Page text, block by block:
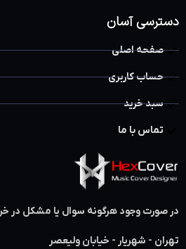
دسترسی آسان
صفحه اصلی
حساب کاربری
سبد خرید
تماس با ما
در صورت وجود هرگونه سوال یا مشکل در
تهران - شهریار - خیابان ولیعصر